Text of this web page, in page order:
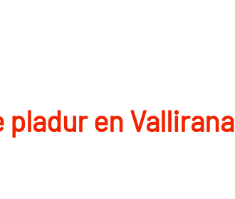
en Vallirana